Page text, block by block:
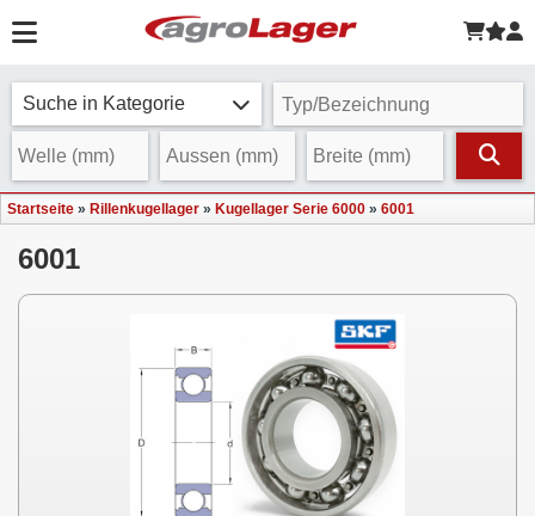
Suche in Kategorie
Startseite » Rillenkugellager » Kugellager Serie 6000 » 6001
6001